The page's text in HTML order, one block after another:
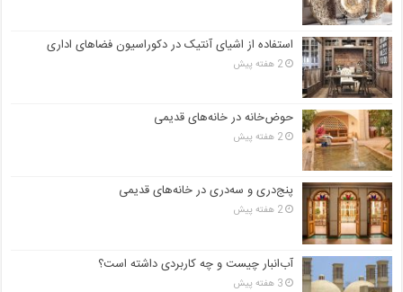
استفاده از اشیای آنتیک در دکوراسیون فضاهای اداری
2 هفته پیش
حوض‌خانه در خانه‌های قدیمی
2 هفته پیش
پنج‌دری و سه‌دری در خانه‌های قدیمی
2 هفته پیش
آب‌انبار چیست و چه کاربردی داشته است؟
3 هفته پیش